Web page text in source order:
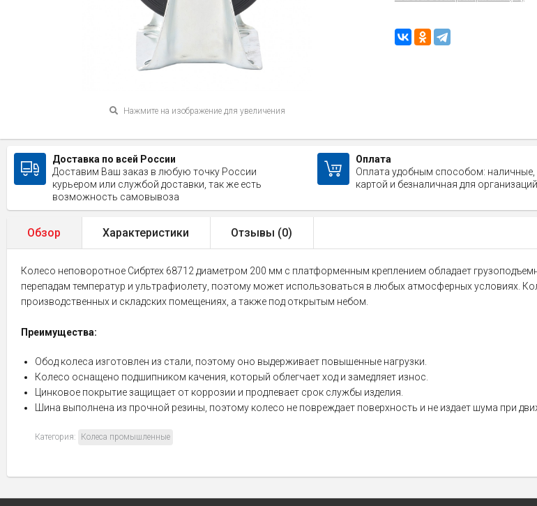
Нажмите на изображение для увеличения
Доставка по всей России
Доставим Ваш заказ в любую точку России
курьером или службой доставки, так же есть
возможность самовывоза
Оплата
Оплата удобным способом: наличные,
картой и безналичная для организаций
Обзор Характеристики Отзывы (0)
Колесо неповоротное Сибртех 68712 диаметром 200 мм с платформенным креплением обладает
перепадам температур и ультрафиолету, поэтому может использоваться в любых атмосферных условиях.
производственных и складских помещениях, а также под открытым небом.
Преимущества:
Обод колеса изготовлен из стали, поэтому оно выдерживает повышенные нагрузки.
Колесо оснащено подшипником качения, который облегчает ход и замедляет износ.
Цинковое покрытие защищает от коррозии и продлевает срок службы изделия.
Шина выполнена из прочной резины, поэтому колесо не повреждает поверхность и не издает шума при
Категория: Колеса промышленные